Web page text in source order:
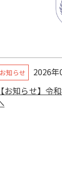
お知らせ
2026年
【お知らせ】令